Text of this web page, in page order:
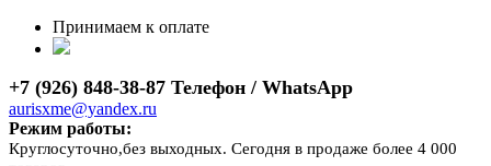
Принимаем к оплате
+7 (926) 848-38-87 Телефон / WhatsApp
aurisxme@yandex.ru
Режим работы:
Круглосуточно,без выходных. Сегодня в продаже более 4 000